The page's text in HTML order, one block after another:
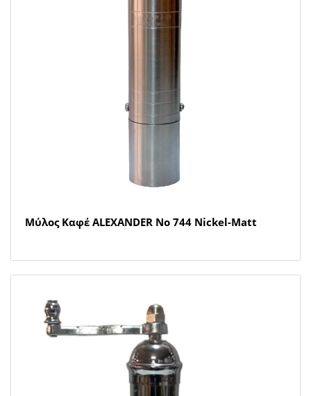
Μύλος Καφέ ALEXANDER Νο 744 Nickel-Matt